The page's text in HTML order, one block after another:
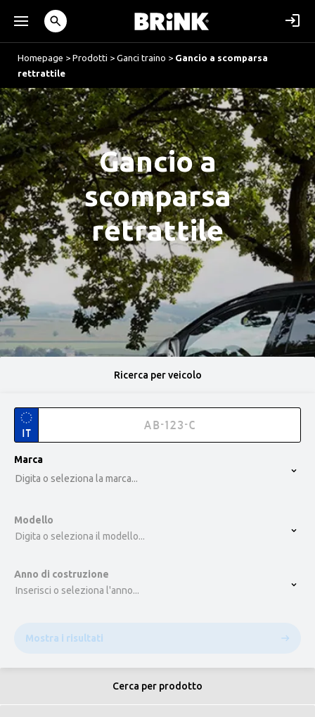
Homepage > Prodotti > Ganci traino > Gancio a scomparsa
rettrattile
Gancio a
scomparsa
retrattile
Ricerca per veicolo
IT
option , selected.
Marca
Digita o seleziona la marca...
Modello
Digita o seleziona il modello...
Anno di costruzione
Inserisci o seleziona l'anno...
Mostra i risultati
Cerca per prodotto